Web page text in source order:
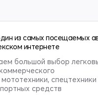
из самых посещаемых
интернете
большой выбор
средств